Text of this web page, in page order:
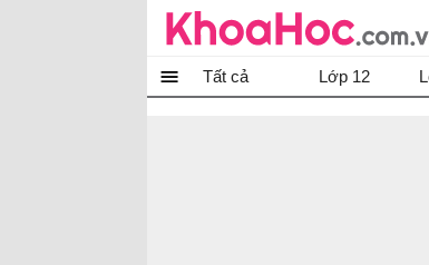
Tất cả Lớp 12